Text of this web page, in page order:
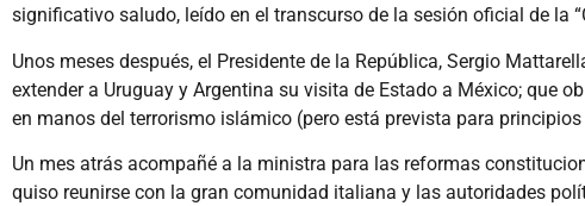
significativo saludo, leído en el transcurso de la sesión oficial de la
Unos meses después, el Presidente de la República, Sergio
extender a Uruguay y Argentina su visita de Estado a México; que
en manos del terrorismo islámico (pero está prevista para
Un mes atrás acompañé a la ministra para las reformas
quiso reunirse con la gran comunidad italiana y las autoridades